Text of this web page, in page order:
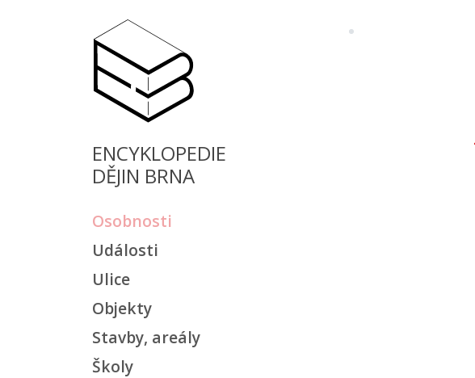
ENCYKLOPEDIE
DĚJIN BRNA
Osobnosti
Události
Ulice
Objekty
Stavby, areály
Školy